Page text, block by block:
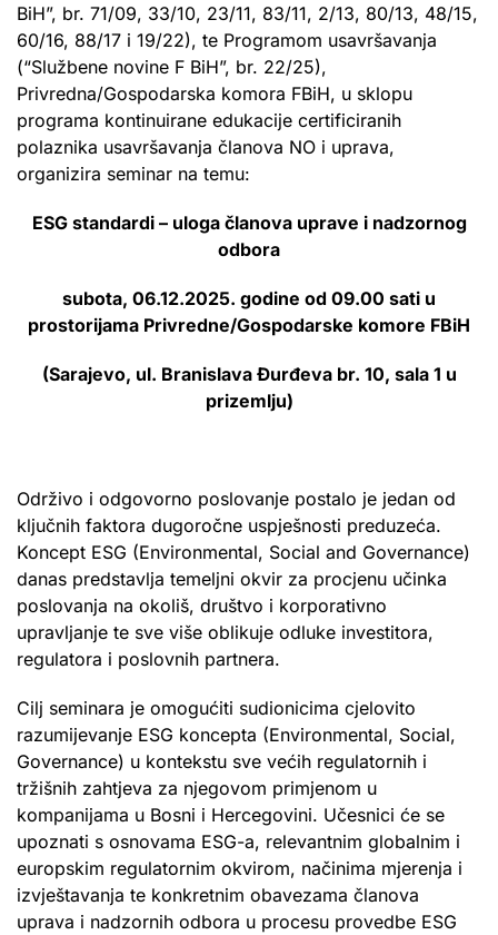
BiH”, br. 71/09, 33/10, 23/11, 83/11, 2/13, 80/13, 48/15,
60/16, 88/17 i 19/22), te Programom usavršavanja
(“Službene novine F BiH”, br. 22/25),
Privredna/Gospodarska komora FBiH, u sklopu
programa kontinuirane edukacije certificiranih
polaznika usavršavanja članova NO i uprava,
organizira seminar na temu:
ESG standardi – uloga članova uprave i nadzornog
odbora
subota, 06.12.2025. godine od 09.00 sati u
prostorijama Privredne/Gospodarske komore FBiH
(Sarajevo, ul. Branislava Đurđeva br. 10, sala 1 u
prizemlju)
Održivo i odgovorno poslovanje postalo je jedan od
ključnih faktora dugoročne uspješnosti preduzeća.
Koncept ESG (Environmental, Social and Governance)
danas predstavlja temeljni okvir za procjenu učinka
poslovanja na okoliš, društvo i korporativno
upravljanje te sve više oblikuje odluke investitora,
regulatora i poslovnih partnera.
Cilj seminara je omogućiti sudionicima cjelovito
razumijevanje ESG koncepta (Environmental, Social,
Governance) u kontekstu sve većih regulatornih i
tržišnih zahtjeva za njegovom primjenom u
kompanijama u Bosni i Hercegovini. Učesnici će se
upoznati s osnovama ESG-a, relevantnim globalnim i
europskim regulatornim okvirom, načinima mjerenja i
izvještavanja te konkretnim obavezama članova
uprava i nadzornih odbora u procesu provedbe ESG